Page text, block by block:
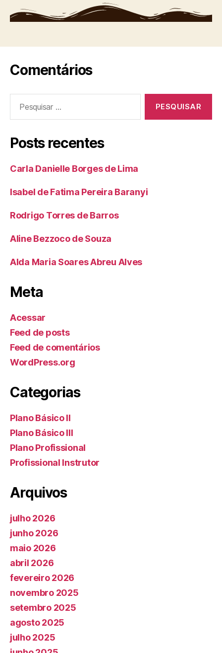
Comentários
Posts recentes
Carla Danielle Borges de Lima
Isabel de Fatima Pereira Baranyi
Rodrigo Torres de Barros
Aline Bezzoco de Souza
Alda Maria Soares Abreu Alves
Meta
Acessar
Feed de posts
Feed de comentários
WordPress.org
Categorias
Plano Básico II
Plano Básico III
Plano Profissional
Profissional Instrutor
Arquivos
julho 2026
junho 2026
maio 2026
abril 2026
fevereiro 2026
novembro 2025
setembro 2025
agosto 2025
julho 2025